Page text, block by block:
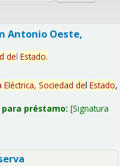
Antonio Oeste,
del Estado.
Eléctrica, Sociedad del Estado,
préstamo: Signatura